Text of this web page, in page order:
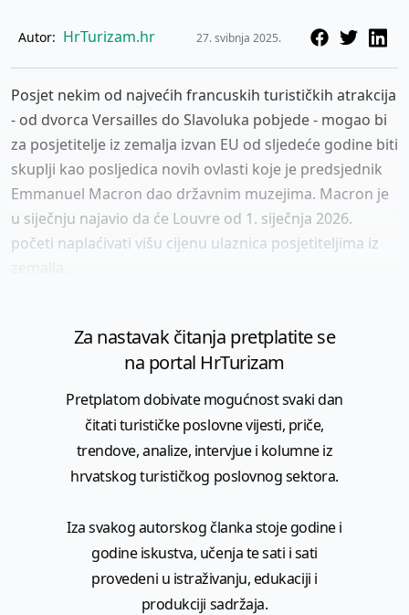
Autor: HrTurizam.hr 27. svibnja 2025.
Posjet nekim od najvećih francuskih turističkih atrakcija
- od dvorca Versailles do Slavoluka pobjede - mogao bi
za posjetitelje iz zemalja izvan EU od sljedeće godine biti
skuplji kao posljedica novih ovlasti koje je predsjednik
Emmanuel Macron dao državnim muzejima. Macron je
u siječnju najavio da će Louvre od 1. siječnja 2026.
početi naplaćivati ​​višu cijenu ulaznica posjetiteljima iz
Za nastavak čitanja pretplatite se
na portal HrTurizam
Pretplatom dobivate mogućnost svaki dan
čitati turističke poslovne vijesti, priče,
trendove, analize, intervjue i kolumne iz
hrvatskog turističkog poslovnog sektora.
Iza svakog autorskog članka stoje godine i
godine iskustva, učenja te sati i sati
provedeni u istraživanju, edukaciji i
produkciji sadržaja.